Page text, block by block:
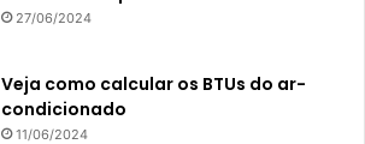
27/06/2024
Veja como calcular os BTUs do ar-
condicionado
11/06/2024